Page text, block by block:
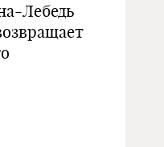
Лебедь